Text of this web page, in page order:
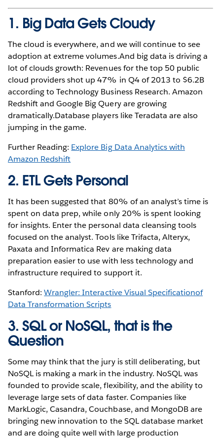
1. Big Data Gets Cloudy
The cloud is everywhere, and we will continue to see
adoption at extreme volumes.And big data is driving a
lot of clouds growth: Revenues for the top 50 public
cloud providers shot up 47% in Q4 of 2013 to $6.2B
according to Technology Business Research. Amazon
Redshift and Google Big Query are growing
dramatically.Database players like Teradata are also
jumping in the game.
Further Reading: Explore Big Data Analytics with
Amazon Redshift
2. ETL Gets Personal
It has been suggested that 80% of an analyst’s time is
spent on data prep, while only 20% is spent looking
for insights. Enter the personal data cleansing tools
focused on the analyst. Tools like Trifacta, Alteryx,
Paxata and Informatica Rev are making data
preparation easier to use with less technology and
infrastructure required to support it.
Stanford:Wrangler: Interactive Visual Specificationof
Data Transformation Scripts
3. SQL or NoSQL, that is the
Question
Some may think that the jury is still deliberating, but
NoSQL is making a mark in the industry. NoSQL was
founded to provide scale, flexibility, and the ability to
leverage large sets of data faster. Companies like
MarkLogic, Casandra, Couchbase, and MongoDB are
bringing new innovation to the SQL database market
and are doing quite well with large production